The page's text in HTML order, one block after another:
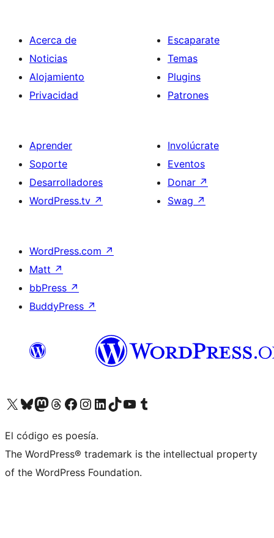
Acerca de
Noticias
Alojamiento
Privacidad
Escaparate
Temas
Plugins
Patrones
Aprender
Soporte
Desarrolladores
WordPress.tv ↗
Involúcrate
Eventos
Donar ↗
Swag ↗
WordPress.com ↗
Matt ↗
bbPress ↗
BuddyPress ↗
Visita nuestra cuenta de X (anteriormente Twitter)
Visita nuestra cuenta de Bluesky
Visita nuestra cuenta de Mastodon
Visita nuestra cuenta de Threads
Visita nuestra página de Facebook
Visita nuestra cuenta de Instagram
Visita nuestra cuenta de LinkedIn
Visita nuestra cuenta de TikTok
Visita nuestro canal de YouTube
Visita nuestra cuenta de Tumblr
El código es poesía.
The WordPress® trademark is the intellectual property
of the WordPress Foundation.